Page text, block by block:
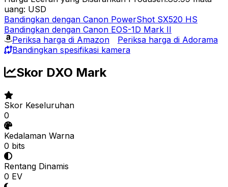
uang: USD
Bandingkan dengan Canon PowerShot SX520 HS
Bandingkan dengan Canon EOS-1D Mark II
Periksa harga di Amazon
Periksa harga di Adorama
Bandingkan spesifikasi kamera
Skor DXO Mark
Skor Keseluruhan
0
Kedalaman Warna
0 bits
Rentang Dinamis
0 EV